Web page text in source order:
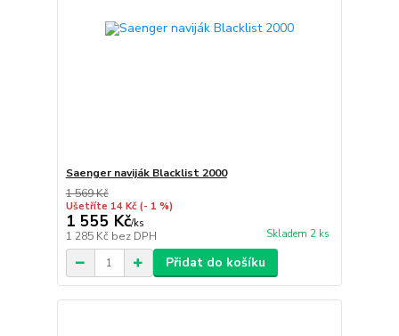
Saenger naviják Blacklist 2000
1 569 Kč
Ušetříte 14 Kč (- 1 %)
1 555 Kč/ks
1 285 Kč bez DPH Skladem 2 ks
Přidat do košíku